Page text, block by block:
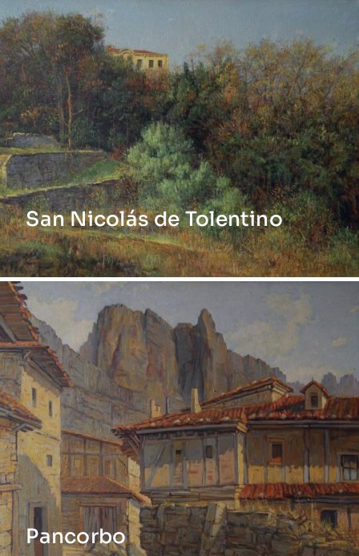
San Nicolás de Tolentino
Pancorbo